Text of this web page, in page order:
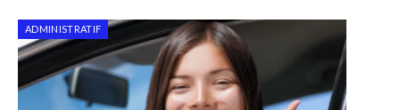
ADMINISTRATIF